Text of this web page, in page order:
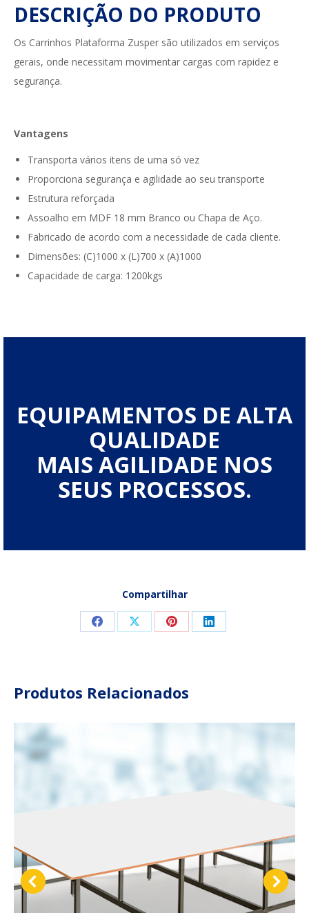
DESCRIÇÃO DO PRODUTO
Os Carrinhos Plataforma Zusper são utilizados em serviços
gerais, onde necessitam movimentar cargas com rapidez e
segurança.
Vantagens
Transporta vários itens de uma só vez
Proporciona segurança e agilidade ao seu transporte
Estrutura reforçada
Assoalho em MDF 18 mm Branco ou Chapa de Aço.
Fabricado de acordo com a necessidade de cada cliente.
Dimensões: (C)1000 x (L)700 x (A)1000
Capacidade de carga: 1200kgs
EQUIPAMENTOS DE ALTA
QUALIDADE
MAIS AGILIDADE NOS
SEUS PROCESSOS.
Compartilhar
CompartilharCompartilharCompartilharCompartilhar
Produtos Relacionados